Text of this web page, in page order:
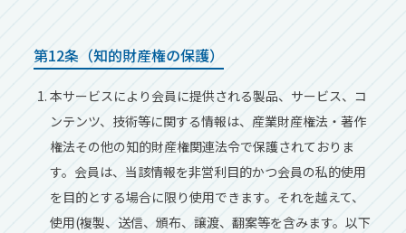
第12条（知的財産権の保護）
本サービスにより会員に提供される製品、サービス、コ
ンテンツ、技術等に関する情報は、産業財産権法‧著作
権法その他の知的財産権関連法令で保護されておりま
す。会員は、当該情報を⾮営利⽬的かつ会員の私的使⽤
を⽬的とする場合に限り使⽤できます。それを越えて、
使⽤(複製、送信、頒布、譲渡、翻案等を含みます。以下